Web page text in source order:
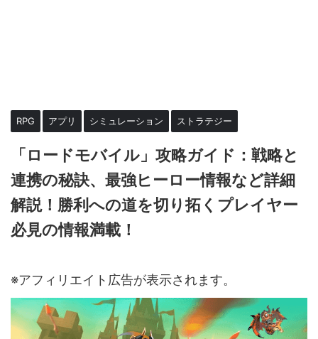
RPG アプリ シミュレーション ストラテジー
「ロードモバイル」攻略ガイド：戦略と
連携の秘訣、最強ヒーロー情報など詳細
解説！勝利への道を切り拓くプレイヤー
必見の情報満載！
※アフィリエイト広告が表示されます。